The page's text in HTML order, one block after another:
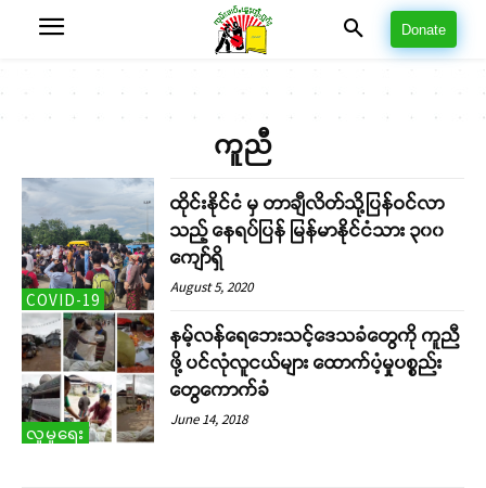
Donate
ကူညီ
COVID-19
ထိုင်းနိုင်ငံ မှ တာချီလိတ်သို့ပြန်ဝင်လာ
သည့် နေရပ်ပြန် မြန်မာနိုင်ငံသား ၃၀၀
ကျော်ရှိ
August 5, 2020
လူမှုရေး
နမ့်လန်ရေဘေးသင့်ဒေသခံတွေကို ကူညီ
ဖို့ ပင်လုံလူငယ်များ ထောက်ပံ့မှုပစ္စည်း
တွေကောက်ခံ
June 14, 2018